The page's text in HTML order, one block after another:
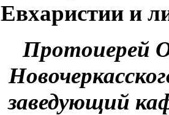
Евхаристии и
Протоиерей
заведующий